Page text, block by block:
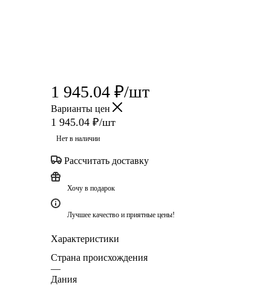
1 945.04 ₽/шт
Варианты цен
1 945.04 ₽/шт
Нет в наличии
Рассчитать доставку
Хочу в подарок
Лучшее качество и приятные цены!
Характеристики
Страна происхождения
—
Дания